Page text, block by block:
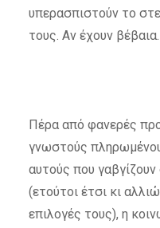
υπερασπιστούν το
τους. Αν έχουν
Πέρα από φανερές
γνωστούς
αυτούς που
(ετούτοι έτσι κι
επιλογές τους), η